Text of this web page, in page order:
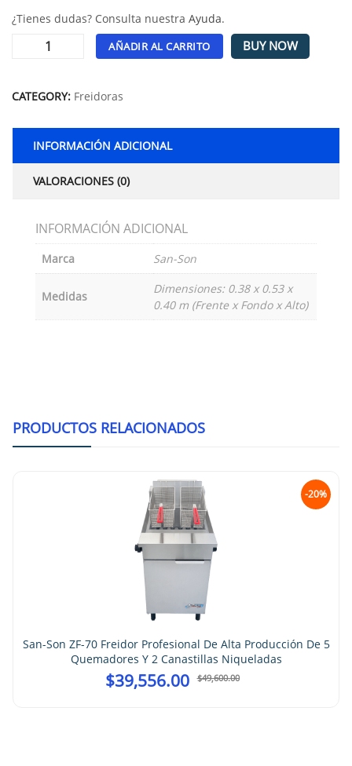
¿Tienes dudas? Consulta nuestra Ayuda.
AÑADIR AL CARRITO BUY NOW
CATEGORY: Freidoras
INFORMACIÓN ADICIONAL
VALORACIONES (0)
INFORMACIÓN ADICIONAL
Marca San-Son
Medidas
Dimensiones: 0.38 x 0.53 x
0.40 m (Frente x Fondo x Alto)
PRODUCTOS RELACIONADOS
-20%
San-Son ZF-70 Freidor Profesional De Alta Producción De 5
Quemadores Y 2 Canastillas Niqueladas
$49,600.00
$39,556.00